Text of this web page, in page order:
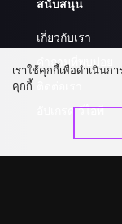
สนับสนุน
เกี่ยวกับเรา
คำถามที่พบบ่อย
อัปเกรด วีไอพี
เราใช้คุกกี้เพื่อดำเนินก
คุกกี้